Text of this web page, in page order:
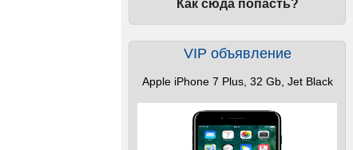
Как сюда попасть?
VIP объявление
Apple iPhone 7 Plus, 32 Gb, Jet Black